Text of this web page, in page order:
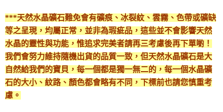
***天然水晶礦石難免會有礦痕、冰裂紋、雲霧、色帶或礦缺
等之呈現，均屬正常，並非為瑕疵品，這些並不會影響天然
水晶的靈性與功能，惟追求完美者請再三考慮後再下單喲！
我們會努力維持隨機出貨的品質一致，但天然水晶礦石是大
自然給我們的寶貝，每一個都是獨一無二的，每一個水晶礦
石的大小、紋路、顏色都會略有不同，下標前也請您慎重考
慮。